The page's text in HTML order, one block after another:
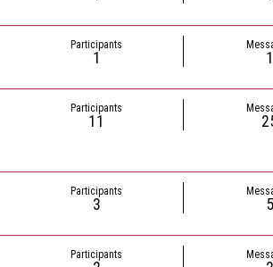
Participants
1 1
Participants
11
Participants
3 5
Participants